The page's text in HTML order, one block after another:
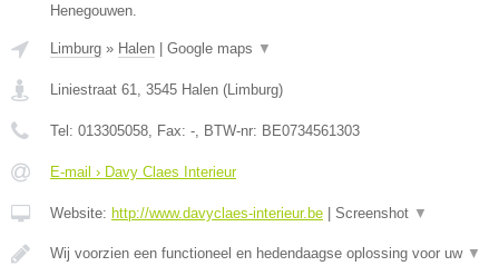
Henegouwen.
Limburg » Halen Google maps ▼
Liniestraat 61, 3545 Halen (Limburg)
Tel: 013305058, Fax: -, BTW-nr: BE0734561303
E-mail › Davy Claes Interieur
Website: http://www.davyclaes-interieur.be Screenshot ▼
Wij voorzien een functioneel en hedendaagse oplossing voor uw ▼